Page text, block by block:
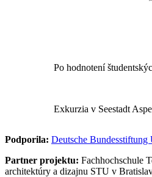
Po hodnotení
Exkurzia v Seestadt
Podporila: Deutsche
Partner projektu: Fachhochschule
architektúry a dizajnu STU v